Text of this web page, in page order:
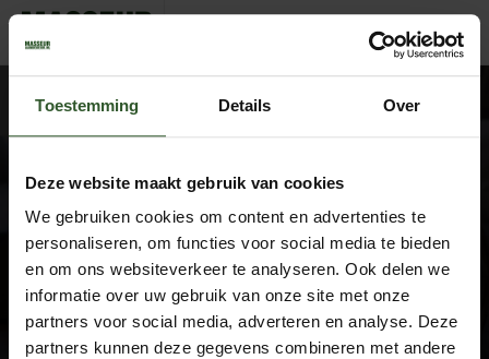
Toestemming Details Over
Deze website maakt gebruik van cookies
We gebruiken cookies om content en advertenties te
personaliseren, om functies voor social media te bieden
en om ons websiteverkeer te analyseren. Ook delen we
informatie over uw gebruik van onze site met onze
partners voor social media, adverteren en analyse. Deze
partners kunnen deze gegevens combineren met andere
SimoneRian
Google Rating
4.9
Based on 743 reviews
byTrust.Reviews
Masseurs